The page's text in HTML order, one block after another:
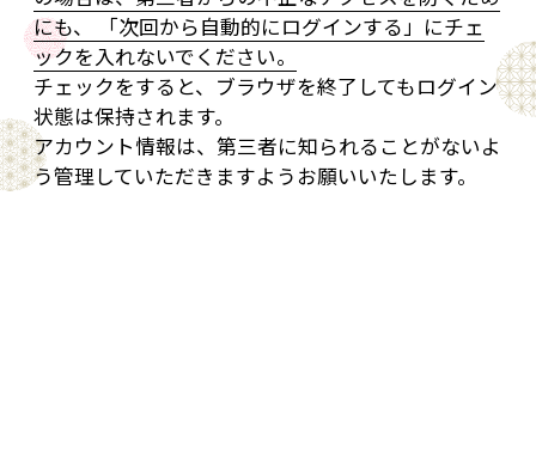
にも、 「次回から自動的にログインする」にチェ
ックを入れないでください。
チェックをすると、ブラウザを終了してもログイン
状態は保持されます。
アカウント情報は、第三者に知られることがないよ
う管理していただきますようお願いいたします。